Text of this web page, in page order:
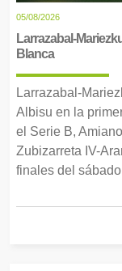
05/08/2026
Larrazabal-
Blanca
Larrazabal-
Albisu en la
el Serie B,
Zubizarreta IV-
finales del